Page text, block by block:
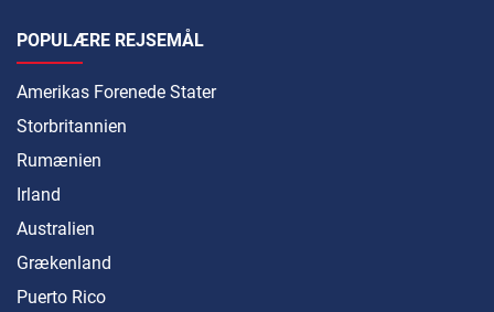
POPULÆRE REJSEMÅL
Amerikas Forenede Stater
Storbritannien
Rumænien
Irland
Australien
Grækenland
Puerto Rico